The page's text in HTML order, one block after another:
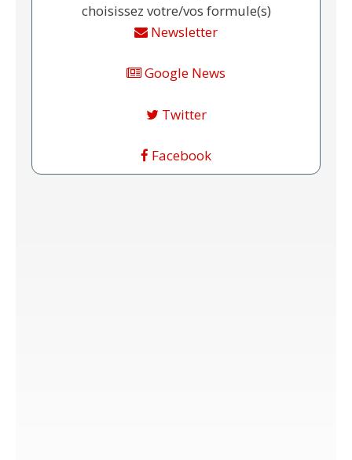
choisissez votre/vos formule(s)
Newsletter
Google News
Twitter
Facebook